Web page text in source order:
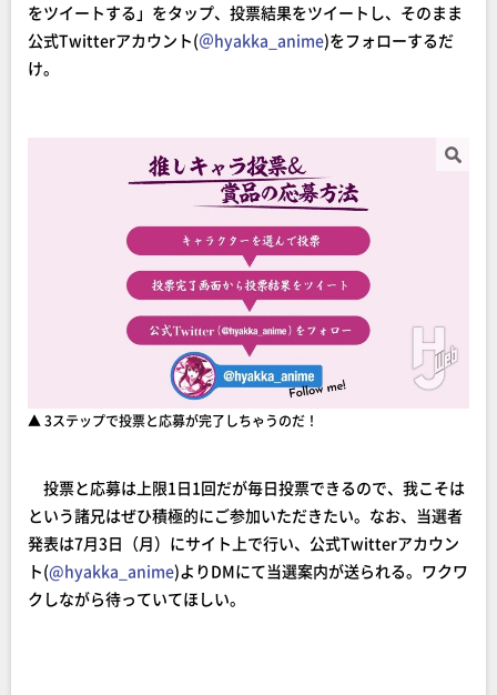
をツイートする」をタップ、投票結果をツイートし、そのまま
公式Twitterアカウント(＠hyakka_anime)をフォローするだ
け。
▲ 3ステップで投票と応募が完了しちゃうのだ！
投票と応募は上限1日1回だが毎日投票できるので、我こそは
という諸兄はぜひ積極的にご参加いただきたい。なお、当選者
発表は7月3日（月）にサイト上で行い、公式Twitterアカウン
ト(@hyakka_anime)よりDMにて当選案内が送られる。ワクワ
クしながら待っていてほしい。